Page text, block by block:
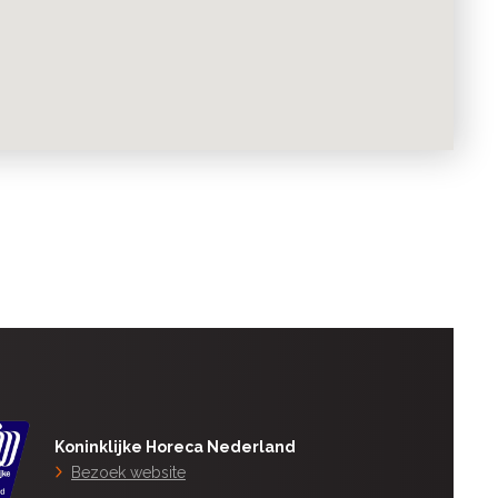
Koninklijke Horeca Nederland
Bezoek website